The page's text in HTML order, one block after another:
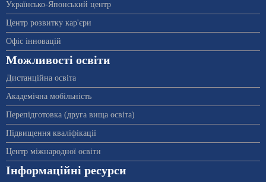
Українсько-Японський центр
Центр розвитку кар'єри
Офіс інновацій
Можливості освіти
Дистанційна освіта
Академічна мобільність
Перепідготовка (друга вища освіта)
Підвищення кваліфікації
Центр міжнародної освіти
Інформаційні ресурси